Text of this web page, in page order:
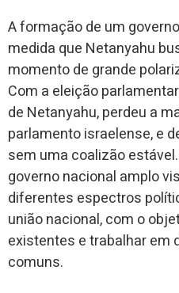
A formação de um
medida que Netanyahu
momento de grande
Com a eleição
de Netanyahu, perdeu a
parlamento israelense, e
sem uma coalizão
governo nacional amplo
diferentes espectros
união nacional, com o
existentes e trabalhar em
comuns.